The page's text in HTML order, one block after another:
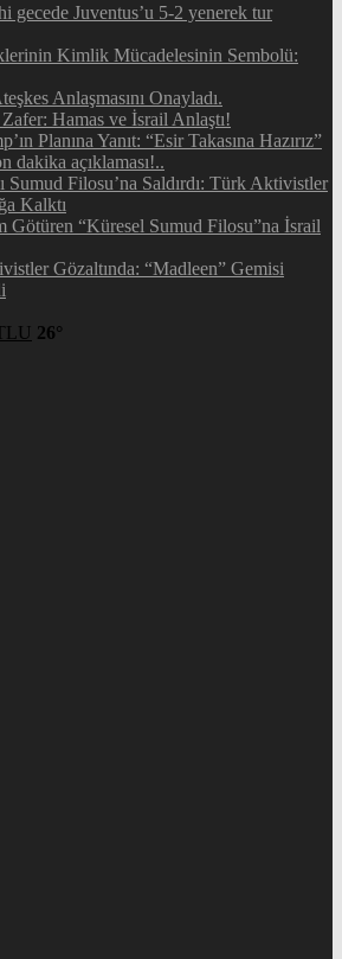
gecede Juventus’u 5-2 yenerek tur
Kimlik Mücadelesinin Sembolü:
Anlaşmasını Onayladı.
Hamas ve İsrail Anlaştı!
Planına Yanıt: “Esir Takasına Hazırız”
dakika açıklaması!..
Sumud Filosu’na Saldırdı: Türk Aktivistler
Kalktı
Götüren “Küresel Sumud Filosu”na İsrail
Gözaltında: “Madleen” Gemisi
26°